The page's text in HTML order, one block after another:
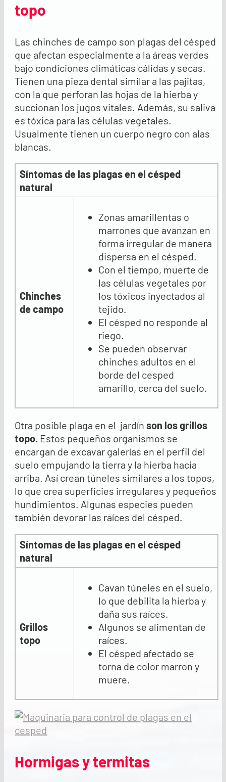
topo
Las chinches de campo son plagas del césped
que afectan especialmente a la áreas verdes
bajo condiciones climáticas cálidas y secas.
Tienen una pieza dental similar a las pajitas,
con la que perforan las hojas de la hierba y
succionan los jugos vitales. Además, su saliva
es tóxica para las células vegetales.
Usualmente tienen un cuerpo negro con alas
blancas.
Síntomas de las plagas en el césped
natural
Chinches
de campo
Zonas amarillentas o
marrones que avanzan en
forma irregular de manera
dispersa en el césped.
Con el tiempo, muerte de
las células vegetales por
los tóxicos inyectados al
tejido.
El césped no responde al
riego.
Se pueden observar
chinches adultos en el
borde del cesped
amarillo, cerca del suelo.
Otra posible plaga en el jardínson los grillos
topo. Estos pequeños organismos se
encargan de excavar galerías en el perfil del
suelo empujando la tierra y la hierba hacia
arriba. Así crean túneles similares a los topos,
lo que crea superficies irregulares y pequeños
hundimientos. Algunas especies pueden
también devorar las raíces del césped.
Síntomas de las plagas en el césped
natural
Grillos
topo
Cavan túneles en el suelo,
lo que debilita la hierba y
daña sus raíces.
Algunos se alimentan de
raíces.
El césped afectado se
torna de color marron y
muere.
Hormigas y termitas